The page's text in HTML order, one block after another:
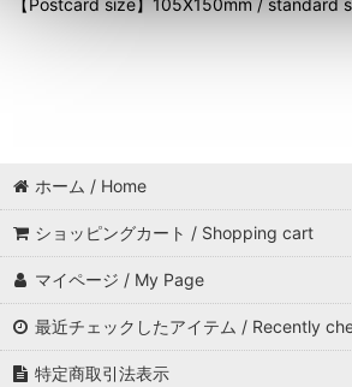
【Postcard size】105X150mm / standard
ホーム / Home
ショッピングカート / Shopping cart
マイページ / My Page
最近チェックしたアイテム / Recently
特定商取引法表示